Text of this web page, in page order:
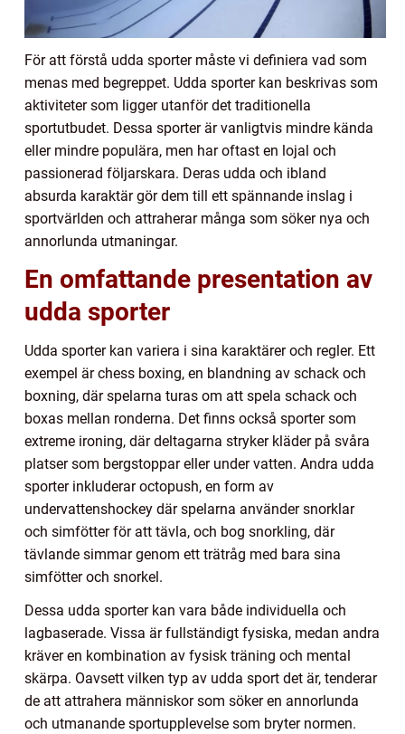
För att förstå udda sporter måste vi definiera vad som
menas med begreppet. Udda sporter kan beskrivas som
aktiviteter som ligger utanför det traditionella
sportutbudet. Dessa sporter är vanligtvis mindre kända
eller mindre populära, men har oftast en lojal och
passionerad följarskara. Deras udda och ibland
absurda karaktär gör dem till ett spännande inslag i
sportvärlden och attraherar många som söker nya och
annorlunda utmaningar.
En omfattande presentation av
udda sporter
Udda sporter kan variera i sina karaktärer och regler. Ett
exempel är chess boxing, en blandning av schack och
boxning, där spelarna turas om att spela schack och
boxas mellan ronderna. Det finns också sporter som
extreme ironing, där deltagarna stryker kläder på svåra
platser som bergstoppar eller under vatten. Andra udda
sporter inkluderar octopush, en form av
undervattenshockey där spelarna använder snorklar
och simfötter för att tävla, och bog snorkling, där
tävlande simmar genom ett trätråg med bara sina
simfötter och snorkel.
Dessa udda sporter kan vara både individuella och
lagbaserade. Vissa är fullständigt fysiska, medan andra
kräver en kombination av fysisk träning och mental
skärpa. Oavsett vilken typ av udda sport det är, tenderar
de att attrahera människor som söker en annorlunda
och utmanande sportupplevelse som bryter normen.